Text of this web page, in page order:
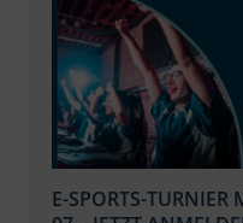
E-SPORTS-TURNIER